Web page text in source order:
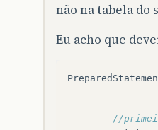
não na tabela do
Eu acho que
//